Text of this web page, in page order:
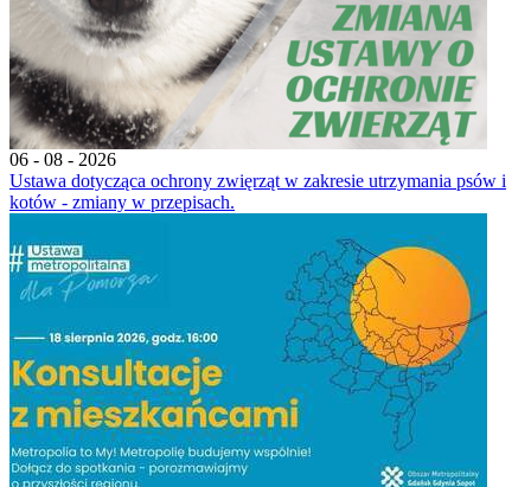
06 - 08 - 2026
Ustawa dotycząca ochrony zwięrząt w zakresie utrzymania psów i
kotów - zmiany w przepisach.